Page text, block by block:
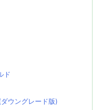
ド
ウングレード版)